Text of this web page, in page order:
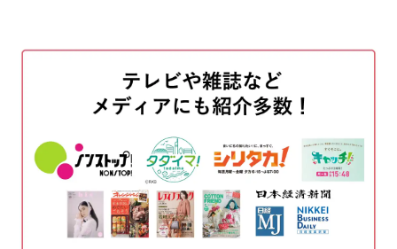
ーしてくださいね。
ノンワイプクリアを塗布する
アルコールインクについて
インクで花びらを描く 06:05
絵の具でがくと茎を描く
アイシングジェルでラインを引く